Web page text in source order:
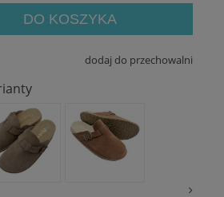
DO KOSZYKA
dodaj do przechowalni